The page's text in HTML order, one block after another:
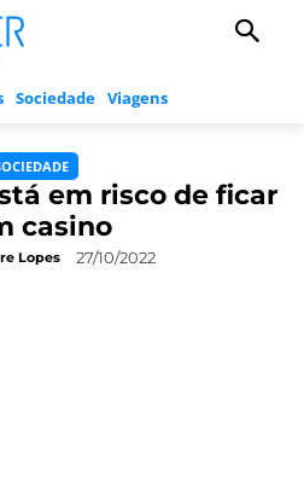
Sociedade Viagens
em risco de ficar
casino
Lopes 27/10/2022